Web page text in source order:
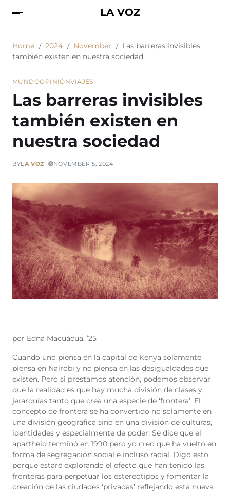
LA VOZ
Home 2024 November
Las barreras invisibles
también existen en nuestra sociedad
MUNDOOPINIÓNVIAJES
Las barreras invisibles
también existen en
nuestra sociedad
BYLA VOZ NOVEMBER 5, 2024
por Edna Macuácua, ’25
Cuando uno piensa en la capital de Kenya solamente
piensa en Nairobi y no piensa en las desigualdades que
existen. Pero si prestamos atención, podemos observar
que la realidad es que hay mucha división de clases y
jerarquías tanto que crea una especie de ‘frontera’. El
concepto de frontera se ha convertido no solamente en
una división geográfica sino en una división de culturas,
identidades y especialmente de poder. Se dice que el
apartheid terminó en 1990 pero yo creo que ha vuelto en
forma de segregación social e incluso racial. Digo esto
porque estaré explorando el efecto que han tenido las
fronteras para perpetuar los estereotipos y fomentar la
creación de las ciudades ‘privadas’ reflejando esta nueva